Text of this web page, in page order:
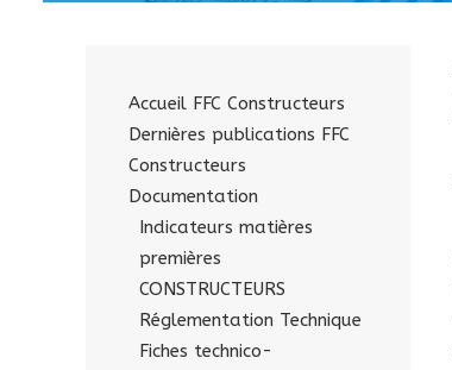
Accueil FFC Constructeurs
Dernières publications FFC
Constructeurs
Documentation
Indicateurs matières
premières
CONSTRUCTEURS
Réglementation Technique
Fiches technico-